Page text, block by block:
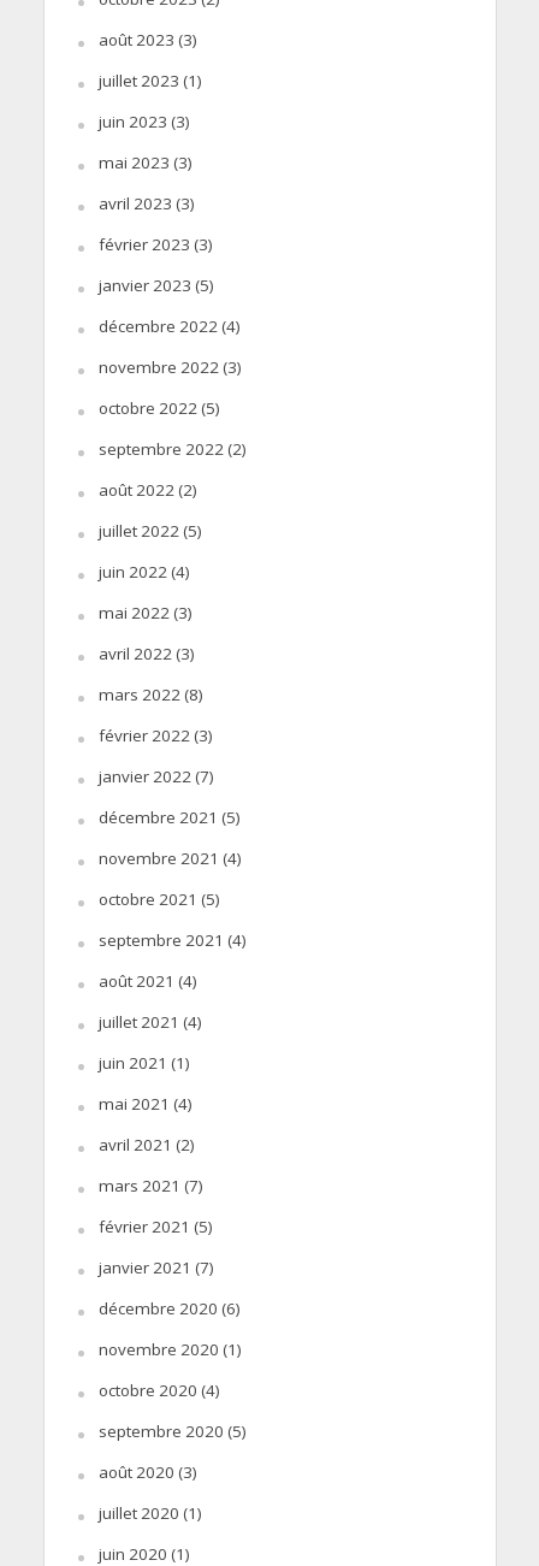
août 2023 (3)
juillet 2023 (1)
juin 2023 (3)
mai 2023 (3)
avril 2023 (3)
février 2023 (3)
janvier 2023 (5)
décembre 2022(4)
novembre 2022(3)
octobre 2022(5)
septembre 2022(2)
août 2022(2)
juillet 2022(5)
juin 2022(4)
mai 2022(3)
avril 2022(3)
mars 2022(8)
février 2022(3)
janvier 2022(7)
décembre 2021 (5)
novembre 2021 (4)
octobre 2021 (5)
septembre 2021 (4)
août 2021 (4)
juillet 2021 (4)
juin 2021 (1)
mai 2021 (4)
avril 2021 (2)
mars 2021 (7)
février 2021 (5)
janvier 2021 (7)
décembre 2020 (6)
novembre 2020 (1)
octobre 2020 (4)
septembre 2020 (5)
août 2020 (3)
juillet 2020 (1)
juin 2020 (1)